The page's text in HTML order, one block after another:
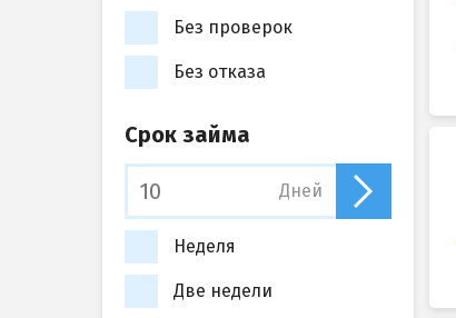
Без проверок
Без отказа
Срок займа
Дней
Неделя
Две недели